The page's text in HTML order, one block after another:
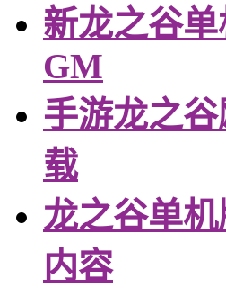
新龙之谷
GM
手游龙之
载
龙之谷单
内容